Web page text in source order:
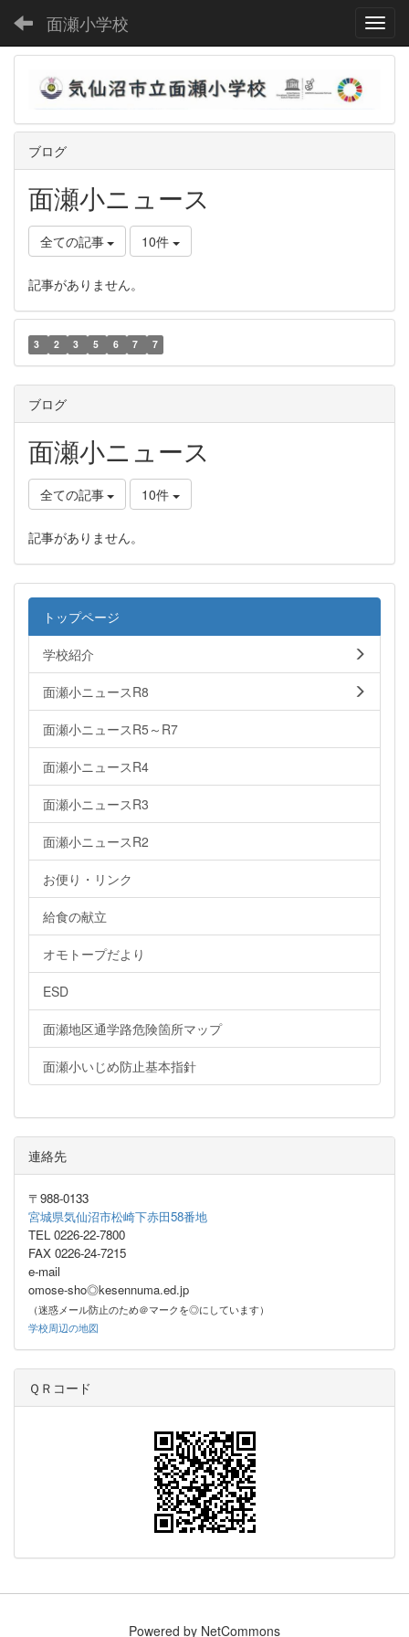
面瀬小学校
ブログ
面瀬小ニュース
全ての記事 10件
記事がありません。
3 2 3 5 6 7 7
ブログ
面瀬小ニュース
全ての記事 10件
記事がありません。
トップページ
学校紹介
面瀬小ニュースR8
面瀬小ニュースR5～R7
面瀬小ニュースR4
面瀬小ニュースR3
面瀬小ニュースR2
お便り・リンク
給食の献立
オモトープだより
ESD
面瀬地区通学路危険箇所マップ
面瀬小いじめ防止基本指針
連絡先
〒988-0133
宮城県気仙沼市松崎下赤田58番地
TEL 0226-22-7800
FAX 0226-24-7215
e-mail
omose-sho◎kesennuma.ed.jp
（迷惑メール防止のため＠マークを◎にしています）
学校周辺の地図
ＱＲコード
Powered by NetCommons